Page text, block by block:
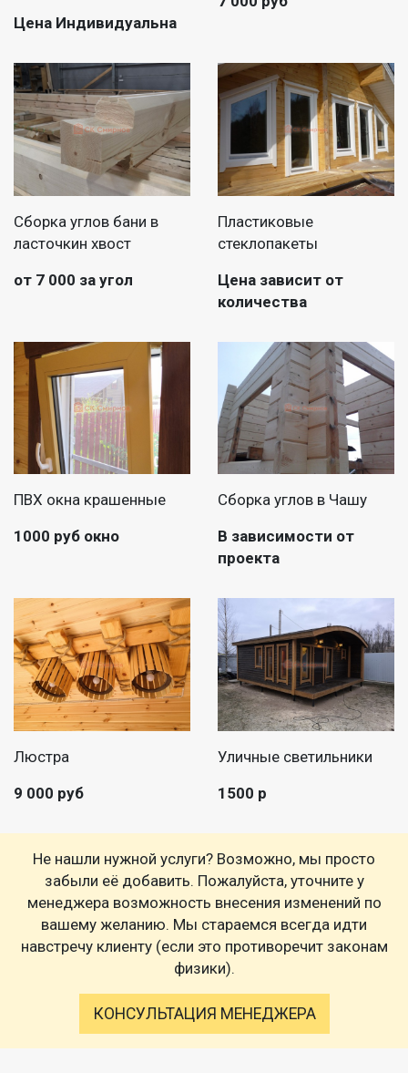
Цена Индивидуальна
Сборка углов бани в
ласточкин хвост
от 7 000 за угол
Пластиковые
стеклопакеты
Цена зависит от
количества
ПВХ окна крашенные
1000 руб окно
Сборка углов в Чашу
В зависимости от
проекта
Люстра
9 000 руб
Уличные светильники
1500 р
Не нашли нужной услуги? Возможно, мы просто
забыли её добавить. Пожалуйста, уточните у
менеджера возможность внесения изменений по
вашему желанию. Мы стараемся всегда идти
навстречу клиенту (если это противоречит законам
физики).
КОНСУЛЬТАЦИЯ МЕНЕДЖЕРА